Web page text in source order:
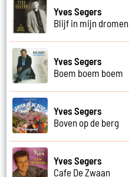
Yves Segers
Blijf in mijn dromen
Yves Segers
Boem boem boem
Yves Segers
Boven op de berg
Yves Segers
Cafe De Zwaan